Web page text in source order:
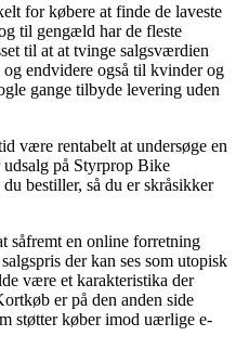
for købere at finde de laveste
til gengæld har de fleste
til at at tvinge salgsværdien
endvidere også til kvinder og
gange tilbyde levering uden
være rentabelt at undersøge en
på Styrprop Bike
bestiller, så du er skråsikker
såfremt en online forretning
der kan ses som utopisk
være et karakteristika der
er på den anden side
støtter køber imod uærlige e-